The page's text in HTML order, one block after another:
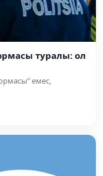
туралы: ол
емес,